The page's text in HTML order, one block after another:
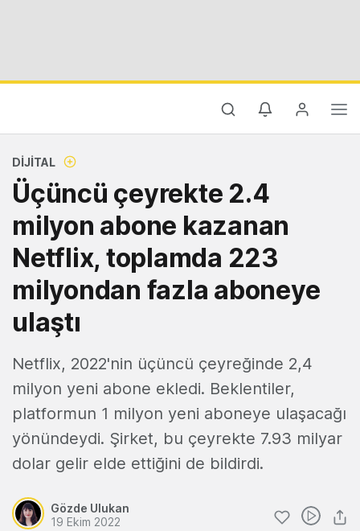
DIJITAL
Üçüncü çeyrekte 2.4
milyon abone kazanan
Netflix, toplamda 223
milyondan fazla aboneye
ulaştı
Netflix, 2022'nin üçüncü çeyreğinde 2,4
milyon yeni abone ekledi. Beklentiler,
platformun 1 milyon yeni aboneye ulaşacağı
yönündeydi. Şirket, bu çeyrekte 7.93 milyar
dolar gelir elde ettiğini de bildirdi.
Gözde Ulukan
19 Ekim 2022